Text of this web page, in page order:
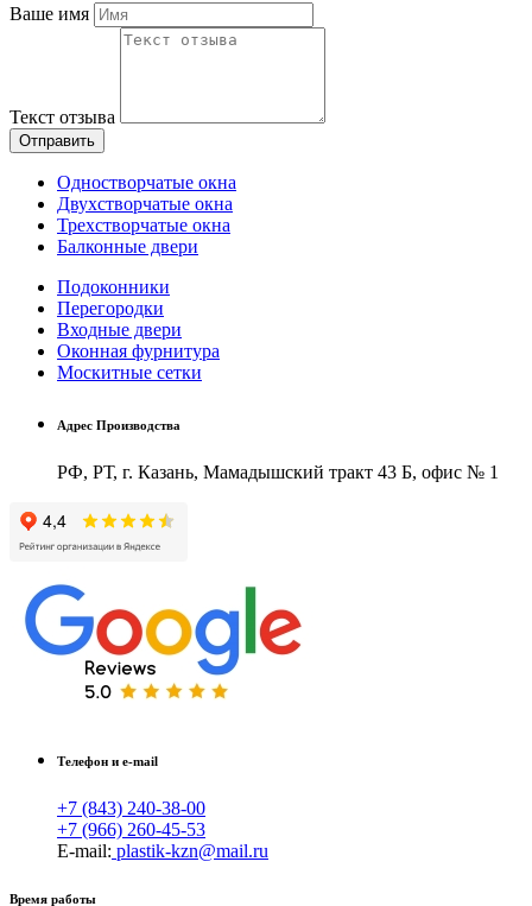
Ваше имя
Текст отзыва
Отправить
Одностворчатые окна
Двухстворчатые окна
Трехстворчатые окна
Балконные двери
Подоконники
Перегородки
Входные двери
Оконная фурнитура
Москитные сетки
Адрес Производства
РФ, РТ, г. Казань, Мамадышский тракт 43 Б, офис № 1
Телефон и e-mail
+7 (843) 240-38-00
+7 (966) 260-45-53
E-mail: plastik-kzn@mail.ru
Время работы